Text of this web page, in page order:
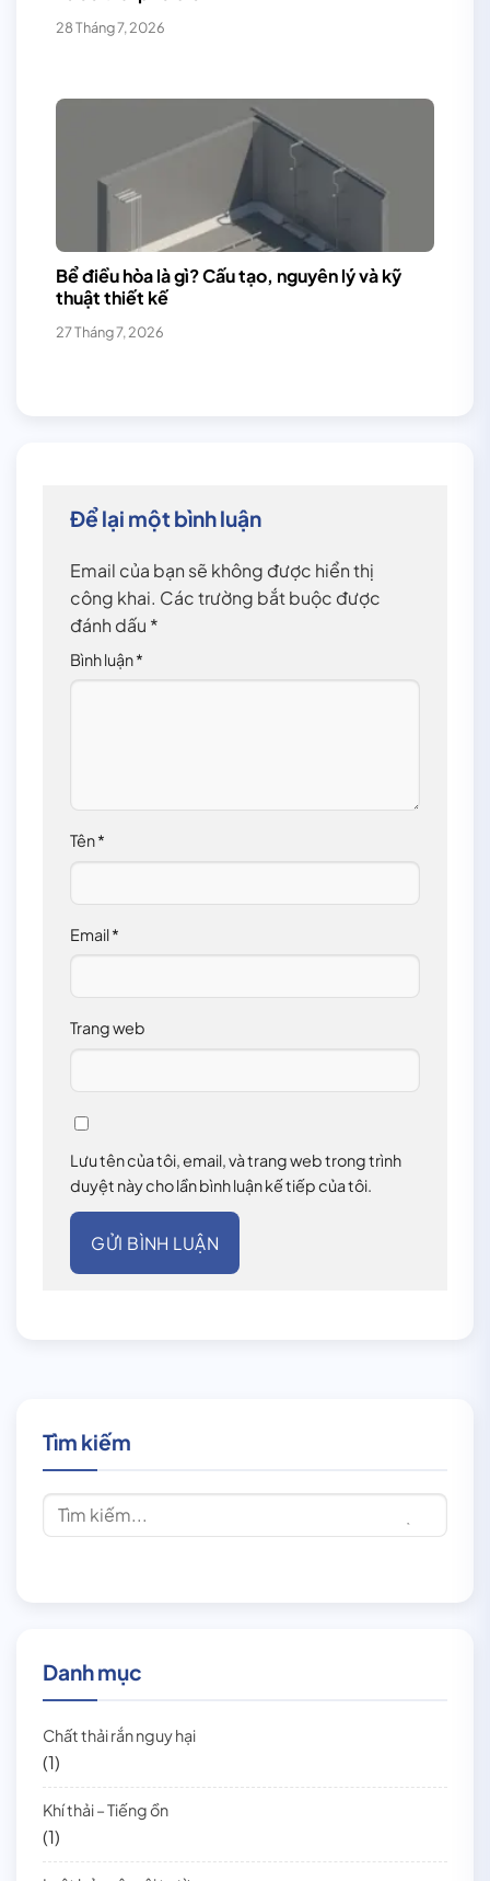
28 Tháng 7, 2026
Bể điều hòa là gì? Cấu tạo, nguyên lý và kỹ
thuật thiết kế
27 Tháng 7, 2026
Để lại một bình luận
Email của bạn sẽ không được hiển thị
công khai. Các trường bắt buộc được
đánh dấu *
Bình luận*
Tên*
Email*
Trang web
Lưu tên của tôi, email, và trang web trong trình
duyệt này cho lần bình luận kế tiếp của tôi.
Tìm kiếm
Danh mục
Chất thải rắn nguy hại
(1)
Khí thải – Tiếng ồn
(1)